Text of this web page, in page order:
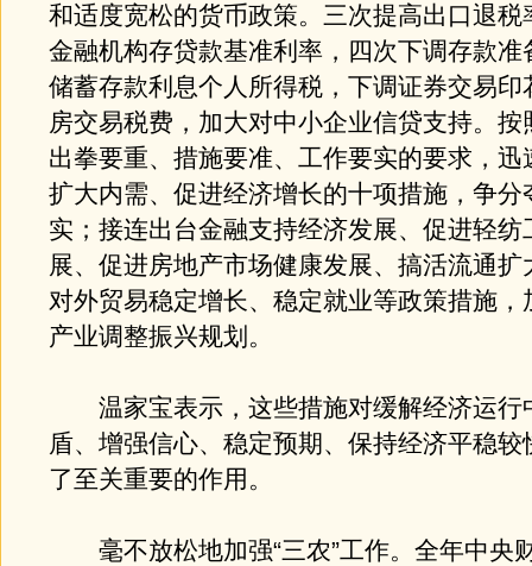
和适度宽松的货币政策。三次提高出口退税
金融机构存贷款基准利率，四次下调存款准
储蓄存款利息个人所得税，下调证券交易印
房交易税费，加大对中小企业信贷支持。按
出拳要重、措施要准、工作要实的要求，迅
扩大内需、促进经济增长的十项措施，争分
实；接连出台金融支持经济发展、促进轻纺
展、促进房地产市场健康发展、搞活流通扩
对外贸易稳定增长、稳定就业等政策措施，
产业调整振兴规划。
温家宝表示，这些措施对缓解经济运行
盾、增强信心、稳定预期、保持经济平稳较
了至关重要的作用。
毫不放松地加强“三农”工作。全年中央